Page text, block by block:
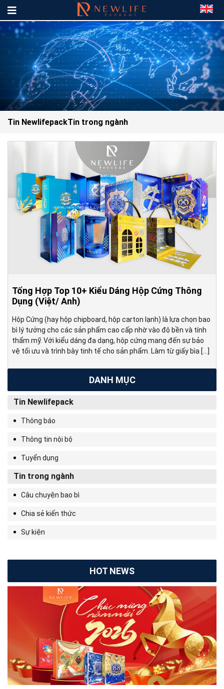
Tin NewlifepackTin trong ngành
Tổng Hợp Top 10+ Kiểu Dáng Hộp Cứng Thông
Dụng (Việt/ Anh)
Hộp Cứng (hay hộp chipboard, hộp carton lạnh) là lựa chọn bao
bì lý tưởng cho các sản phẩm cao cấp nhờ vào độ bền và tính
thẩm mỹ. Với kiểu dáng đa dạng, hộp cứng mang đến sự bảo
vệ tối ưu và trình bày tinh tế cho sản phẩm. Làm từ giấy bìa […]
DANH MỤC
Tin Newlifepack
Thông báo
Thông tin nội bộ
Tuyển dụng
Tin trong ngành
Câu chuyện bao bì
Chia sẻ kiến thức
Sự kiện
HOT NEWS